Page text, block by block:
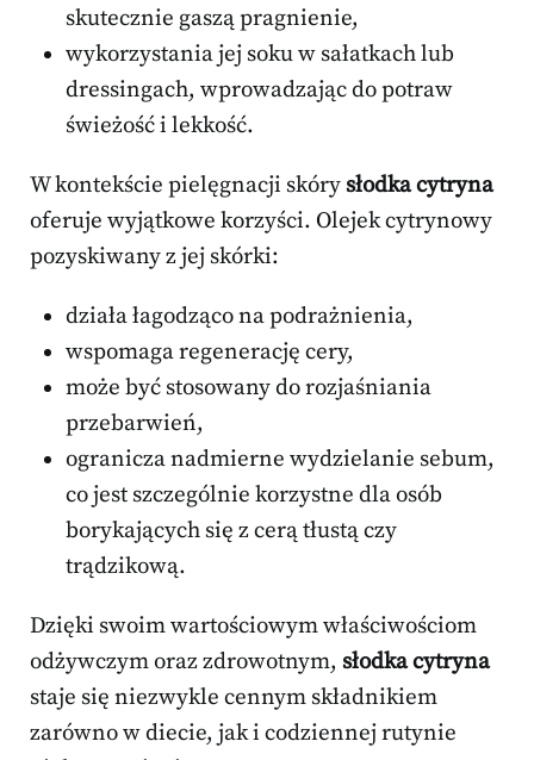
skutecznie gaszą pragnienie,
wykorzystania jej soku w sałatkach lub
dressingach, wprowadzając do potraw
świeżość i lekkość.
W kontekście pielęgnacji skóry słodka cytryna
oferuje wyjątkowe korzyści. Olejek cytrynowy
pozyskiwany z jej skórki:
działa łagodząco na podrażnienia,
wspomaga regenerację cery,
może być stosowany do rozjaśniania
przebarwień,
ogranicza nadmierne wydzielanie sebum,
co jest szczególnie korzystne dla osób
borykających się z cerą tłustą czy
trądzikową.
Dzięki swoim wartościowym właściwościom
odżywczym oraz zdrowotnym, słodka cytryna
staje się niezwykle cennym składnikiem
zarówno w diecie, jak i codziennej rutynie